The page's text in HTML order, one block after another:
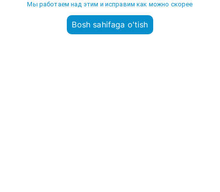
Мы работаем над этим и исправим как можно скорее
Bosh sahifaga o'tish